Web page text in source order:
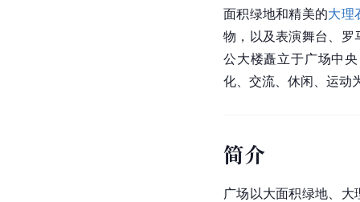
面积绿地和精美的大理
物，以及表演舞台、罗
公大楼矗立于广场中
化、交流、休闲、运动
简介
广场以大面积绿地、